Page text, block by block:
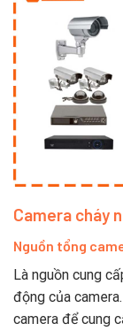
Camera cháy
Nguồn tổng
Là nguồn cung
động của
camera để cung